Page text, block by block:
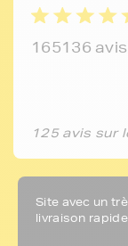
165136 avis
125 avis sur
Site avec un
livraison